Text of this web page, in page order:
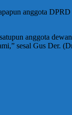
anggota
anggota
sesal Gus Der.